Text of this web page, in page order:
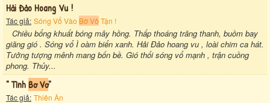
Hải Đảo Hoang Vu !
Tác giả: Sóng Vổ Vào Bờ Vô Tận !
Chiều bổng khuất bóng mây hồng. Thấp thoáng trăng thanh, buồm bay
giăng gió . Sóng vổ Ì oàm biển xanh. Hải Đảo hoang vu , loài chim ca hát.
Tưởng tượng mênh mang bốn bề. Gió thổi sóng vổ mạnh , trận cuồng
phong. Thủy...
" TìnhBơ Vơ"
Tác giả: Thiên Ân